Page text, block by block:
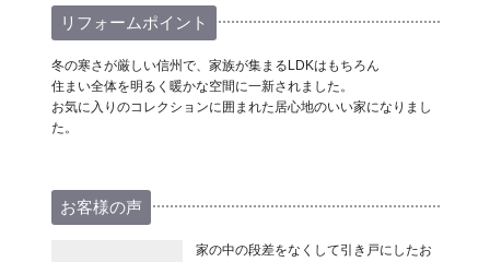
リフォームポイント
冬の寒さが厳しい信州で、家族が集まるLDKはもちろん
住まい全体を明るく暖かな空間に一新されました。
お気に入りのコレクションに囲まれた居心地のいい家になりまし
た。
お客様の声
家の中の段差をなくして引き戸にしたお